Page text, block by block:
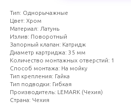
Тип: Однорычажные
Цвет: Хром
Материал: Латунь
Излив: Поворотный
Запорный клапан: Катридж
Диаметр картриджа: 35 мм
Количество монтажных отверстий: 1
Способ монтажа: На мойку
Тип крепления: Гайка
Тип подводки: Гибкая
Производитель: LEMARK (Чехия)
Страна: Чехия